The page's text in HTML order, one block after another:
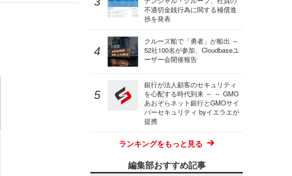
不適切金銭行為に関する補償進
捗を発表
クルーズ船で「勇者」が船出 ～
52社100名が参加、Cloudbaseユ
ーザー会開催報告
銀行が法人顧客のセキュリティ
を心配する時代到来 ～ ～ GMO
あおぞらネット銀行とGMOサイ
バーセキュリティ byイエラエが
提携
ランキングをもっと見る
編集部おすすめ記事